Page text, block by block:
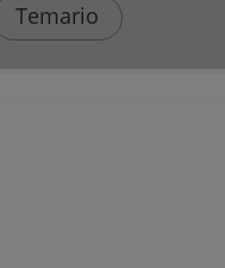
Temario